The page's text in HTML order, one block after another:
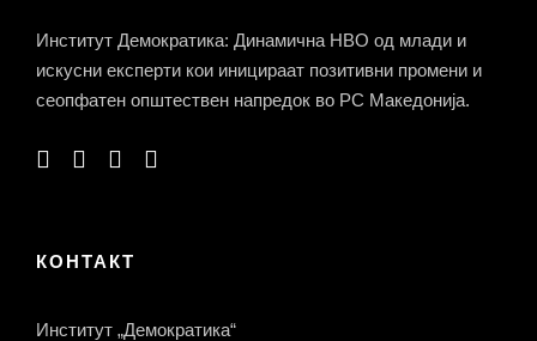
Институт Демократика: Динамична НВО од млади и
искусни експерти кои иницираат позитивни промени и
сеопфатен општествен напредок во РС Македонија.
КОНТАКТ
Институт „Демократика“